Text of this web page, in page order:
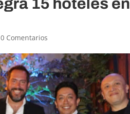
15 hoteles en
0 Comentarios